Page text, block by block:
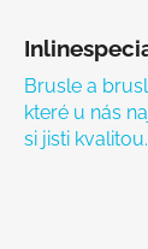
Brusle a
které u nás
si jisti